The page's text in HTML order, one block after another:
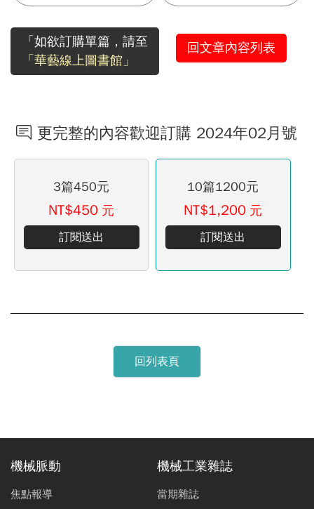
「如欲訂購單篇，請至
「華藝線上圖書館」
回文章內容列表
更完整的內容歡迎訂購 2024年02月號
3篇450元
NT$450 元
訂閱送出
10篇1200元
NT$1,200 元
訂閱送出
回列表頁
機械脈動
焦點報導
機械工業雜誌
當期雜誌